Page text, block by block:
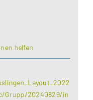
helfen
Grupp/20240829/in